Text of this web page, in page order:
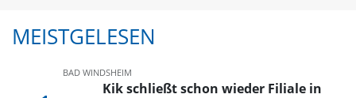
MEISTGELESEN
BAD WINDSHEIM
Kik schließt schon wieder Filiale in